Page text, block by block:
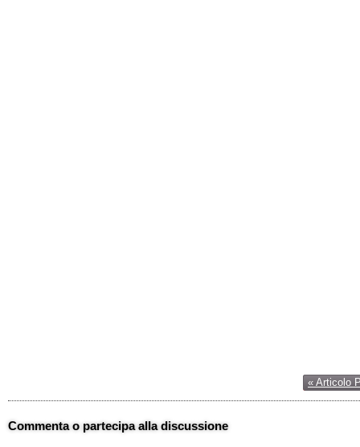
« Articolo
Commenta o partecipa alla discussione